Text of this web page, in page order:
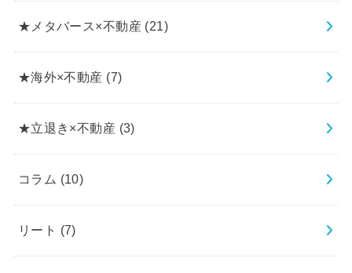
★メタバース×不動産 (21)
★海外×不動産 (7)
★立退き×不動産 (3)
コラム (10)
リート (7)